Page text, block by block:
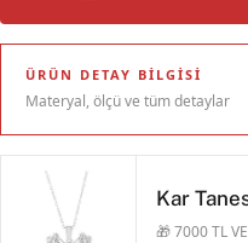
ÜRÜN DETAY BILGISI
Materyal, ölçü ve tüm detaylar
Kar
🎁 7000 TL